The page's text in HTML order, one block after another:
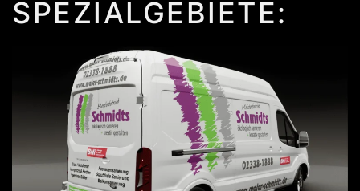
SPEZIALGEBIETE: